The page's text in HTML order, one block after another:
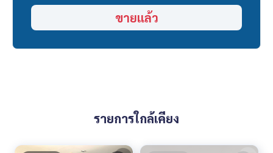
ownhouseforrent #townhomeforsale #townhouseforsell
#townhouseforbuy #forrentcondo #Luxurycondo #Condo
Sukhumvit #CONDOEXCHANGE #CondoRentalsBangkok #R
a house #house for rent #luxury house #house for sale #h
ouse near BTS #house near bts #deposit for sale #condo
tation #Want to have a home #First home #Second home
ขายแล้ว
รายการใกล้เคียง